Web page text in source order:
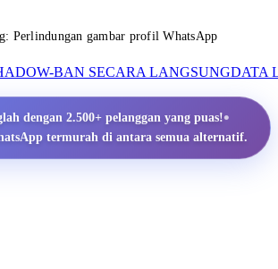
Perlindungan gambar profil WhatsApp
BAN SECARA LANGSUNGDATA
dengan 2.500+ pelanggan yang puas!•
termurah di antara semua alternatif.